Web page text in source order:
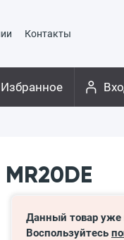
Контакты
Избранное
Данный товар уже
Воспользуйтесь